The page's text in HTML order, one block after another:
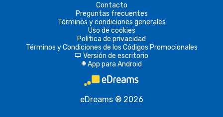
Contacto
Preguntas frecuentes
Términos y condiciones generales
Uso de cookies
Política de privacidad
Términos y Condiciones de los Códigos Promocionales
d Versión de escritorio
A App para Android
eDreams ® 2026